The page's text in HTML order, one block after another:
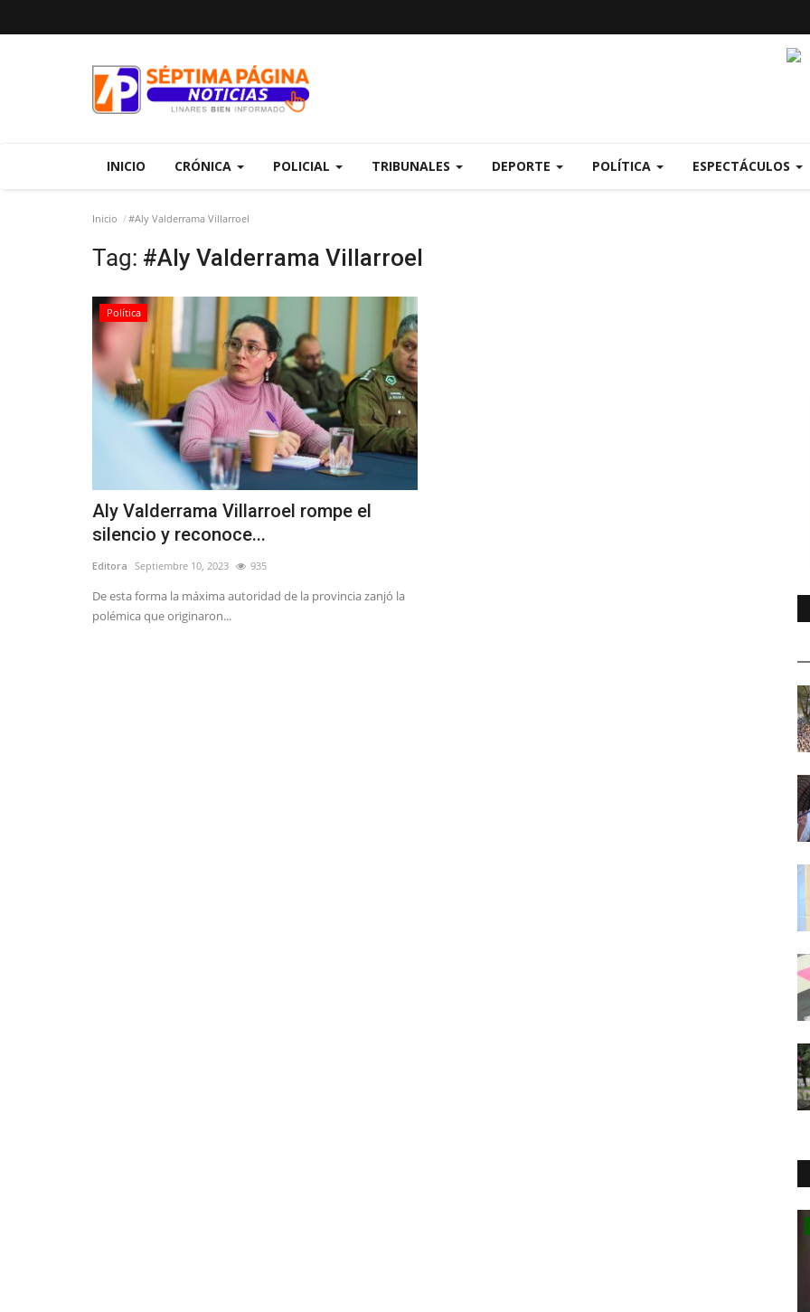
INICIO CRÓNICA POLICIAL TRIBUNALES DEPORTE POLÍTICA ESPECTÁCULOS
Inicio #Aly Valderrama Villarroel
Tag: #Aly Valderrama Villarroel
Política
Aly Valderrama Villarroel rompe el
silencio y reconoce...
Editora Septiembre 10, 2023 935
De esta forma la máxima autoridad de la provincia zanjó la
polémica que originaron...